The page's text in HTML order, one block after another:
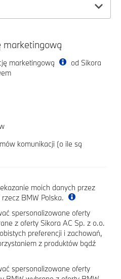
marketingową
marketingową
od Sikora
komunikacji (o ile są
moich danych przez
BMW Polska.
spersonalizowane oferty
z oferty Sikora AC Sp. z o.o.
preferencji i zachowań,
z produktów bądź
spersonalizowane oferty